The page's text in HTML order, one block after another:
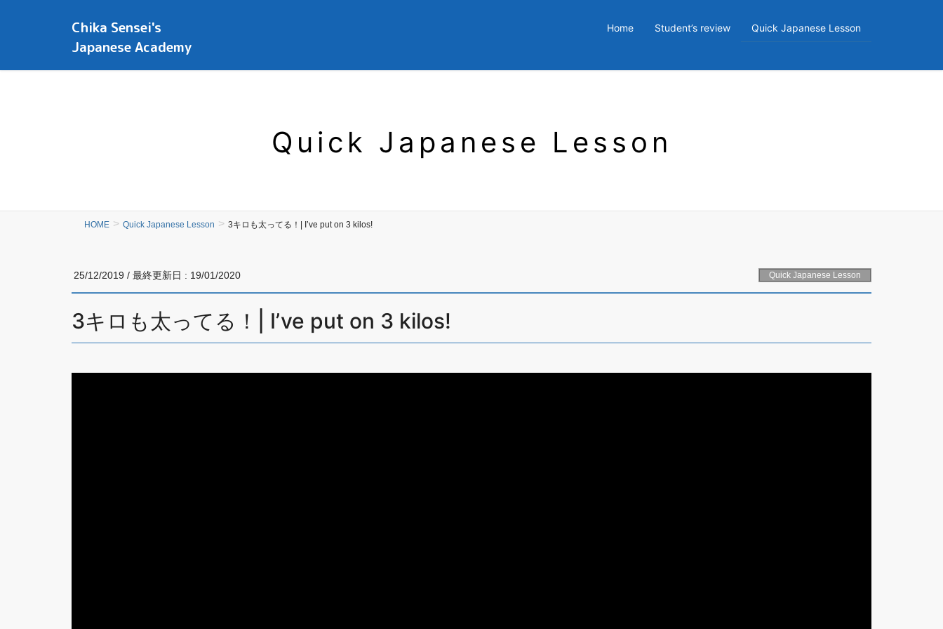
Chika Sensei's
Japanese Academy
Home Student’s review Quick Japanese Lesson
Quick Japanese Lesson
HOME Quick Japanese Lesson 3キロも太ってる！| I’ve put on 3 kilos!
25/12/2019 / 最終更新日 : 19/01/2020 Quick Japanese Lesson
3キロも太ってる！| I’ve put on 3 kilos!